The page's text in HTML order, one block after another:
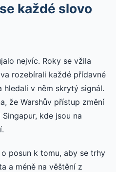
každé slovo
nejvíc. Roky se vžila
rozebírali každé přídavné
hledali v něm skrytý signál.
že Warshův přístup změní
kde jsou na
posun k tomu, aby se trhy
a méně na věštění z